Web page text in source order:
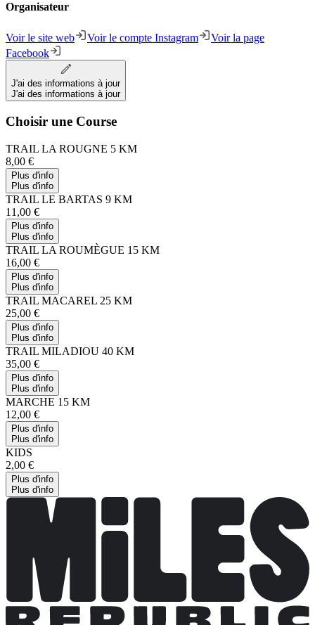
Organisateur
Voir le site web Voir le compte Instagram
Voir la page
Facebook
J'ai des informations à jour
J'ai des informations à jour
Choisir une Course
TRAIL LA ROUGNE 5 KM
8,00 €
Plus d'info
Plus d'info
TRAIL LE BARTAS 9 KM
11,00 €
Plus d'info
Plus d'info
TRAIL LA ROUMÈGUE 15 KM
16,00 €
Plus d'info
Plus d'info
TRAIL MACAREL 25 KM
25,00 €
Plus d'info
Plus d'info
TRAIL MILADIOU 40 KM
35,00 €
Plus d'info
Plus d'info
MARCHE 15 KM
12,00 €
Plus d'info
Plus d'info
KIDS
2,00 €
Plus d'info
Plus d'info